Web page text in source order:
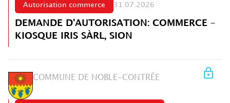
Autorisation commerce 31.07.2026
DEMANDE D'AUTORISATION: COMMERCE –
KIOSQUE IRIS SÀRL, SION
COMMUNE DE NOBLE-CONTRÉE